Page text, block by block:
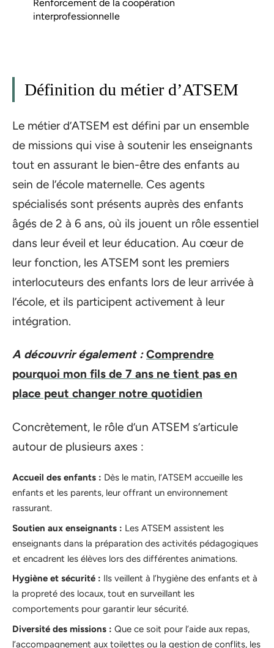
Renforcement de la coopération
interprofessionnelle
Définition du métier d’ATSEM
Le métier d’ATSEM est défini par un ensemble
de missions qui vise à soutenir les enseignants
tout en assurant le bien-être des enfants au
sein de l’école maternelle. Ces agents
spécialisés sont présents auprès des enfants
âgés de 2 à 6 ans, où ils jouent un rôle essentiel
dans leur éveil et leur éducation. Au cœur de
leur fonction, les ATSEM sont les premiers
interlocuteurs des enfants lors de leur arrivée à
l’école, et ils participent activement à leur
intégration.
A découvrir également : Comprendre
pourquoi mon fils de 7 ans ne tient pas en
place peut changer notre quotidien
Concrètement, le rôle d’un ATSEM s’articule
autour de plusieurs axes :
Accueil des enfants : Dès le matin, l’ATSEM accueille les
enfants et les parents, leur offrant un environnement
rassurant.
Soutien aux enseignants : Les ATSEM assistent les
enseignants dans la préparation des activités pédagogiques
et encadrent les élèves lors des différentes animations.
Hygiène et sécurité : Ils veillent à l’hygiène des enfants et à
la propreté des locaux, tout en surveillant les
comportements pour garantir leur sécurité.
Diversité des missions : Que ce soit pour l’aide aux repas,
l’accompagnement aux toilettes ou la gestion de conflits, les